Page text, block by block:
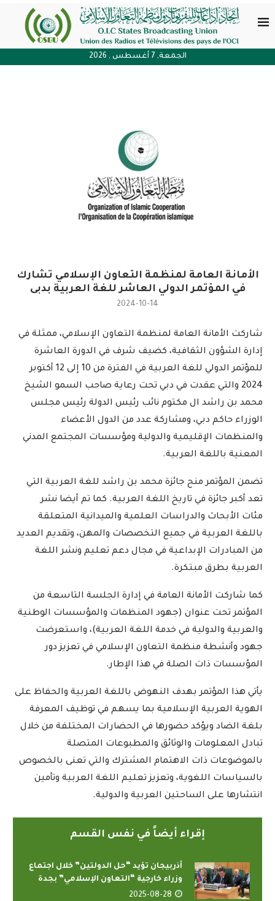
الجمعة, 7 أغسطس , 2026
الأمانة العامة لمنظمة التعاون الإسلامي تشارك
في المؤتمر الدولي العاشر للغة العربية بدبى
2024-10-14
شاركت الأمانة العامة لمنظمة التعاون الإسلامي، ممثلة في
إدارة الشؤون الثقافية، كضيف شرف في الدورة العاشرة
للمؤتمر الدولي للغة العربية في الفترة من 10 إلى 12 أكتوبر
2024 والتي عقدت في دبي تحت رعاية صاحب السمو الشيخ
محمد بن راشد ال مكتوم نائب رئيس الدولة رئيس مجلس
الوزراء حاكم دبي، ومشاركة عدد من الدول الأعضاء
والمنظمات الإقليمية والدولية ومؤسسات المجتمع المدني
المعنية باللغة العربية.
تضمن المؤتمر منح جائزة محمد بن راشد للغة العربية التي
تعد أكبر جائزة في تاريخ اللغة العربية. كما تم أيضا نشر
مئات الأبحاث والدراسات العلمية والميدانية المتعلقة
باللغة العربية في جميع التخصصات والمهن، وتقديم العديد
من المبادرات الإبداعية في مجال دعم تعليم ونشر اللغة
العربية بطرق مبتكرة.
كما شاركت الأمانة العامة في إدارة الجلسة التاسعة من
المؤتمر تحت عنوان (جهود المنظمات والمؤسسات الوطنية
والعربية والدولية في خدمة اللغة العربية)، واستعرضت
جهود وأنشطة منظمة التعاون الإسلامي في تعزيز دور
المؤسسات ذات الصلة في هذا الإطار.
يأتي هذا المؤتمر بهدف النهوض باللغة العربية والحفاظ على
الهوية العربية الإسلامية بما يسهم في توظيف المعرفة
بلغة الضاد ويؤكد حضورها في الحضارات المختلفة من خلال
تبادل المعلومات والوثائق والمطبوعات المتصلة
بالموضوعات ذات الاهتمام المشترك والتي تعنى بالخصوص
بالسياسات اللغوية، وتعزيز تعليم اللغة العربية وتأمين
انتشارها على الساحتين العربية والدولية.
إقراء أيضاً في نفس القسم
أذربيجان تؤيد “حل الدولتين” خلال اجتماع
وزراء خارجية “التعاون الإسلامي” بجدة
2025-08-28